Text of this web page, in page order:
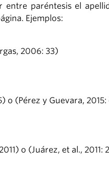
entre paréntesis el
Ejemplos:
2006: 33)
o (Pérez y Guevara, 2015:
o (Juárez, et al., 2011: